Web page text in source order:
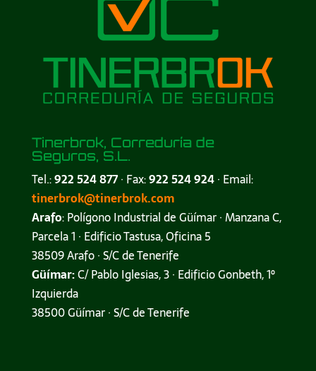
Tinerbrok, Correduría de
Seguros, S.L.
Tel.:922 524 877· Fax:922 524 924· Email:
tinerbrok@tinerbrok.com
Arafo: Polígono Industrial de Güímar · Manzana C,
Parcela 1 · Edificio Tastusa, Oficina 5
38509 Arafo · S/C de Tenerife
Güímar:C/ Pablo Iglesias, 3 · Edificio Gonbeth, 1º
Izquierda
38500 Güímar · S/C de Tenerife